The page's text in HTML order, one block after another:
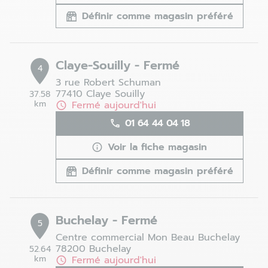
Définir comme magasin préféré
4
37.58
km
Claye-Souilly - Fermé
3 rue Robert Schuman
77410 Claye Souilly
Fermé aujourd'hui
01 64 44 04 18
Voir la fiche magasin
Définir comme magasin préféré
5
52.64
km
Buchelay - Fermé
Centre commercial Mon Beau Buchelay
78200 Buchelay
Fermé aujourd'hui